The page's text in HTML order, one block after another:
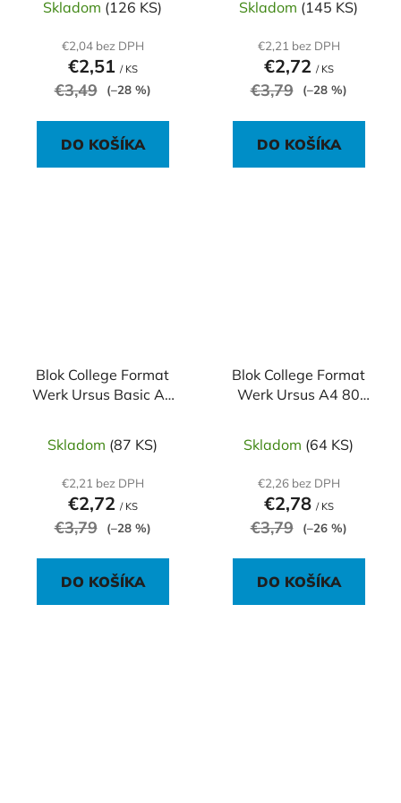
Skladom (126 KS)
€2,04 bez DPH
€2,51 / KS
€3,49 (–28 %)
DO KOŠÍKA
Skladom (145 KS)
€2,21 bez DPH
€2,72 / KS
€3,79 (–28 %)
DO KOŠÍKA
Blok College Format
Werk Ursus Basic A5
Skladom (87 KS)
€2,21 bez DPH
€2,72 / KS
€3,79 (–28 %)
DO KOŠÍKA
Blok College Format
Werk Ursus A4 80
Skladom (64 KS)
€2,26 bez DPH
€2,78 / KS
€3,79 (–26 %)
DO KOŠÍKA